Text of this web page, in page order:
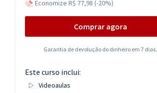
Economize R$ 77,98 (-20%)
Comprar agora
Garantia de devolução do dinheiro em 7 dias.
Este curso inclui:
Videoaulas